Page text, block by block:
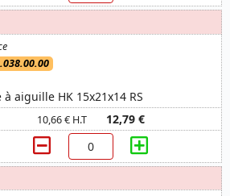
aiguille HK 15x21x14 RS
10,66 € H.T 12,79 €